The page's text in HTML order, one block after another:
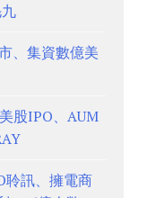
、集資數億美
股IPO、AUM
聆訊、擁電商